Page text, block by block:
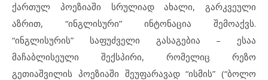
ქართულ პოეზიაში სრულიად ახალი, გარკვეული
აზრით, “ინგლისური” ინტონაცია შემოაქვს.
“ინგლისურის” საფუძველი გასაგებია – ესაა
მაჩაბლისეული შექსპირი, რომელიც რეზო
გეთიაშვილის პოეზიაში შეუფარავად “ისმის” (“ბოლო